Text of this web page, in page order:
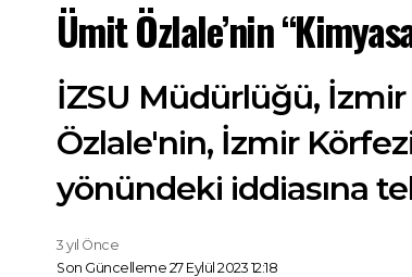
Ümit Özlale’nin
İZSU Müdürlüğü,
Özlale'nin, İzmir
yönündeki iddiasına
Son Güncelleme 27 Eylül 2023 12:18
3 yıl Önce